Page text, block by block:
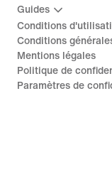
Guides
Conditions
Conditions
Mentions légales
Politique de
Paramètres de